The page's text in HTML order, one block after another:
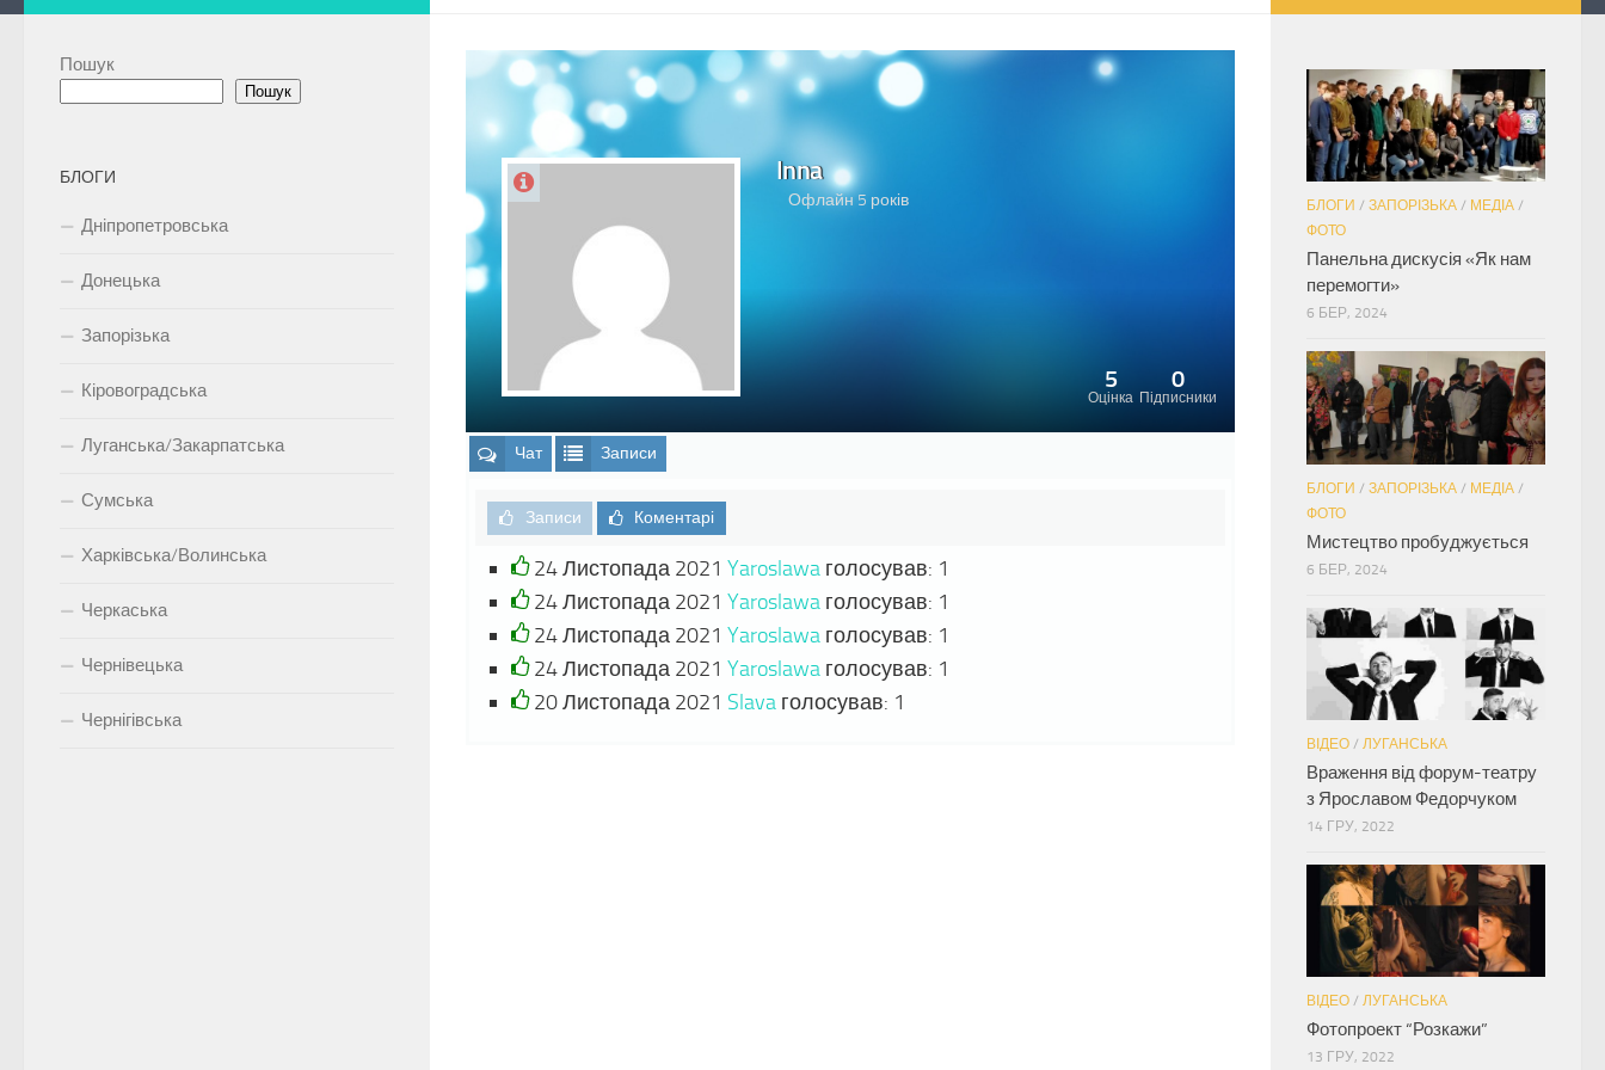
Inna
Офлайн 5 років
Оцінка
5
Підписники
0
Чат Записи
Записи Коментарі
24 Листопада 2021 Yaroslawa голосував: 1
24 Листопада 2021 Yaroslawa голосував: 1
24 Листопада 2021 Yaroslawa голосував: 1
24 Листопада 2021 Yaroslawa голосував: 1
20 Листопада 2021 Slava голосував: 1
Пошук
Пошук
БЛОГИ
Дніпропетровська
Донецька
Запорізька
Кіровоградська
Луганська/Закарпатська
Сумська
Харківська/Волинська
Черкаська
Чернівецька
Чернігівська
БЛОГИ / ЗАПОРІЗЬКА / МЕДІА /
ФОТО
Панельна дискусія «Як нам
перемогти»
6 БЕР, 2024
БЛОГИ / ЗАПОРІЗЬКА / МЕДІА /
ФОТО
Мистецтво пробуджується
6 БЕР, 2024
ВІДЕО / ЛУГАНСЬКА
Враження від форум-театру
з Ярославом Федорчуком
14 ГРУ, 2022
ВІДЕО / ЛУГАНСЬКА
Фотопроект “Розкажи”
13 ГРУ, 2022